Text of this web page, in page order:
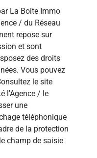
La Boite Immo
/ du Réseau
repose sur
et sont
des droits
Vous pouvez
le site
l'Agence / le
une
téléphonique
de la protection
champ de saisie